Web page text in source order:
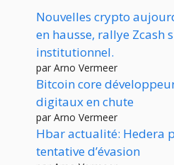
Nouvelles crypto
en hausse, rallye Zcash
institutionnel.
par Arno Vermeer
Bitcoin core
digitaux en chute
par Arno Vermeer
Hbar actualité: Hedera
tentative d’évasion